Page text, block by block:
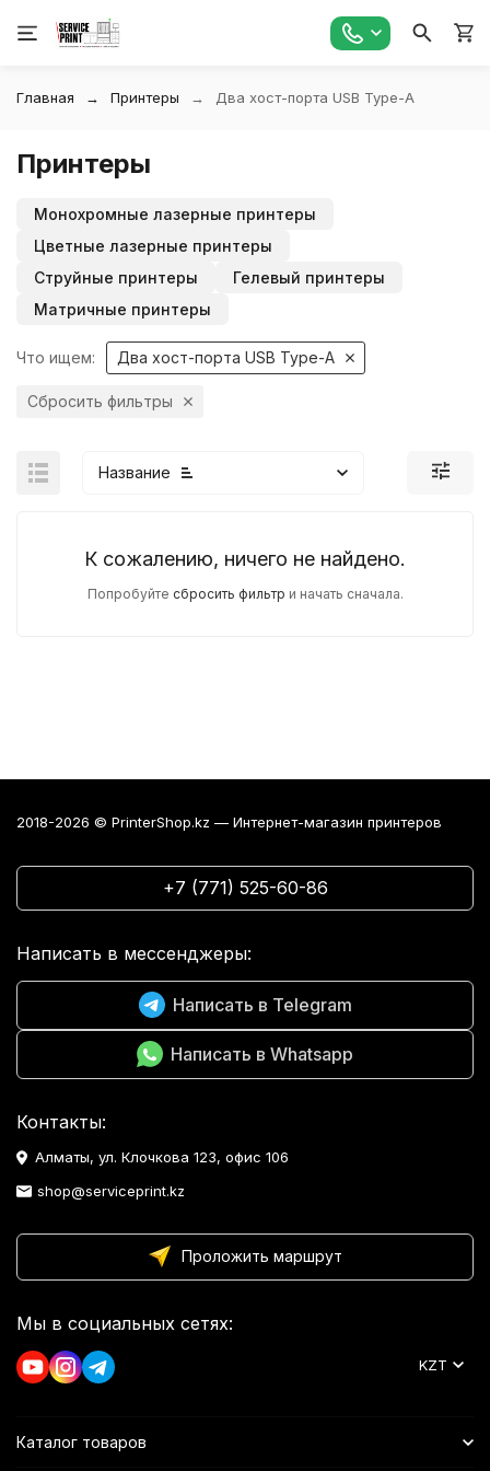
Главная Принтеры Два хост-порта USB Type-A
Принтеры
Монохромные лазерные принтеры
Цветные лазерные принтеры
Струйные принтеры
Гелевый принтеры
Матричные принтеры
Что ищем: Два хост-порта USB Type-A
Сбросить фильтры
Название
К сожалению, ничего не найдено.
Попробуйте сбросить фильтр и начать сначала.
2018-2026 © PrinterShop.kz — Интернет-магазин принтеров
+7 (771) 525-60-86
Написать в мессенджеры:
Написать в Telegram
Написать в Whatsapp
Контакты:
Алматы, ул. Клочкова 123, офис 106
shop@serviceprint.kz
Проложить маршрут
Мы в социальных сетях:
KZT
Каталог товаров